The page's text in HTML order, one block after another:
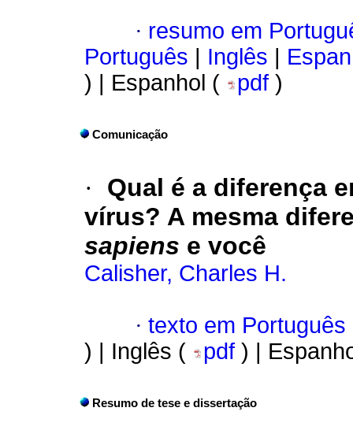
· resumo em
Português
Inglês
) | Espanhol (
pdf )
Comunicação
·
Qual é a diferença
vírus? A mesma
sapiens e você
Calisher, Charles H.
· texto em Português
) | Inglês (
pdf ) |
Resumo de tese e dissertação